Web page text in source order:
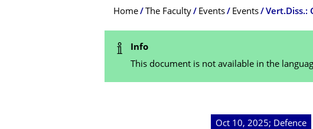
Breadcrumb Menu
Home The Faculty Events Events
Status Message
Info
This document is not available in the
Oct 10, 2025; Defence